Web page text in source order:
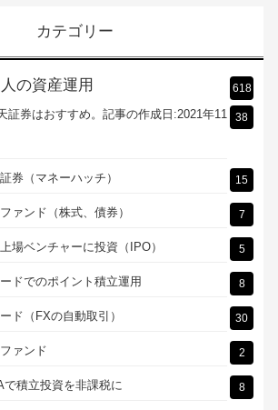
カテゴリー
の資産運用 618
証券はおすすめ。記事の作成日:2021年11 38
券（マネーハッチ） 15
ァンド（株式、債券） 7
場ベンチャーに投資（IPO） 5
ドでのポイント積立運用 8
ド（FXの自動取引） 30
ァンド 2
積立投資を非課税に 8